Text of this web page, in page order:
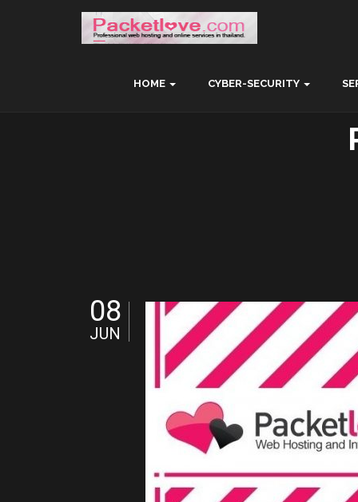
HOME CYBER-SECURITY
08
JUN